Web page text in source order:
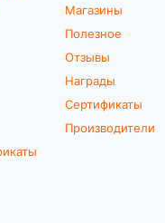
Магазины
Полезное
Отзывы
Награды
Сертификаты
Производители